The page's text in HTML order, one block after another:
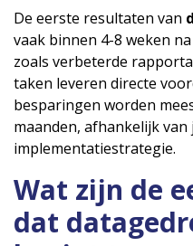
De eerste resultaten van
vaak binnen 4-8 weken
zoals verbeterde
taken leveren directe
besparingen worden
maanden, afhankelijk
implementatiestrategie.
Wat zijn de
dat